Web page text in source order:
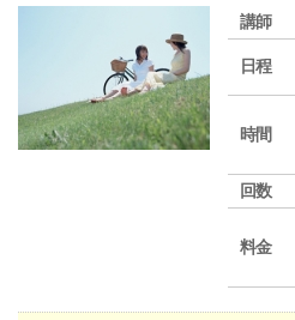
講師
日程
時間
回数
料金